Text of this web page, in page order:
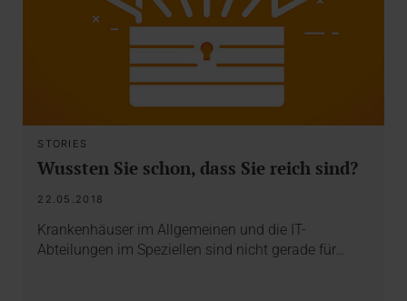
STORIES
Wussten Sie schon, dass Sie reich sind?
22.05.2018
Krankenhäuser im Allgemeinen und die IT-
Abteilungen im Speziellen sind nicht gerade für…